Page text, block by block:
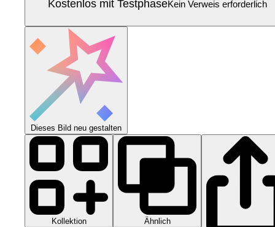
Kostenlos mit TestphaseKein Verweis erforderlich
Dieses Bild neu gestalten
Kollektion Ähnlich